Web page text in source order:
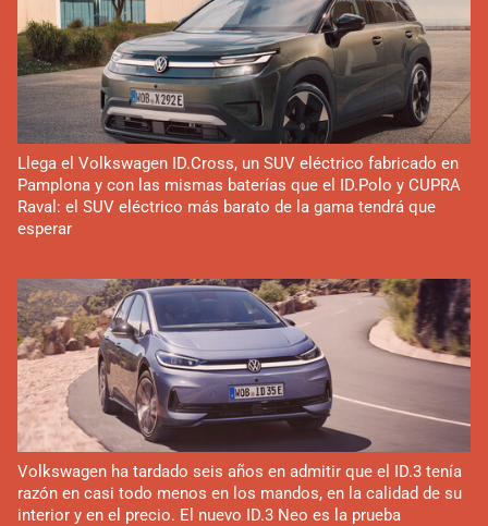
Llega el Volkswagen ID.Cross, un SUV eléctrico fabricado en
Pamplona y con las mismas baterías que el ID.Polo y CUPRA
Raval: el SUV eléctrico más barato de la gama tendrá que
esperar
Volkswagen ha tardado seis años en admitir que el ID.3 tenía
razón en casi todo menos en los mandos, en la calidad de su
interior y en el precio. El nuevo ID.3 Neo es la prueba